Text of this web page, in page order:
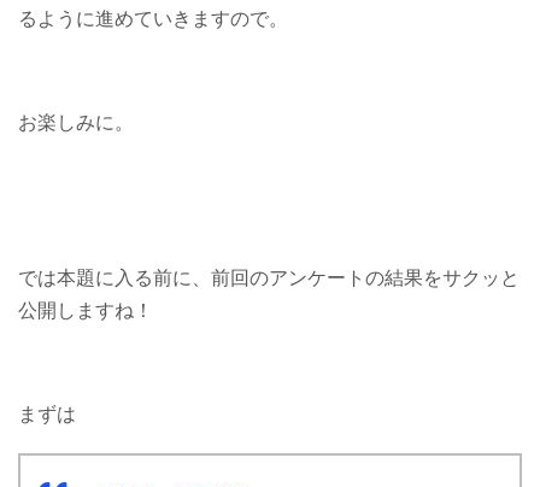
るように進めていきますので。
お楽しみに。
では本題に入る前に、前回のアンケートの結果をサクッと
公開しますね！
まずは